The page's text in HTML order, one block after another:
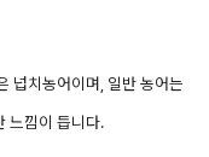
넙치농어이며, 일반 농어는
느낌이 듭니다.